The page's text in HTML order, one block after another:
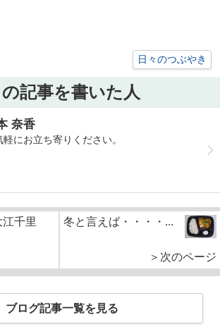
日々のつぶやき
記事を書いた人
奈香
軽にお立ち寄りください。
江千里 冬と言えば・・・・...
＞次のページ
ブログ記事一覧を見る